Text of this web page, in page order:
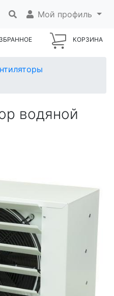
Мой профиль
КОРЗИНА
водяной